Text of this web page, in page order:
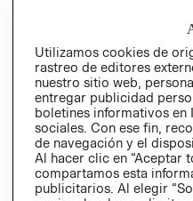
Utilizamos cookies de
rastreo de editores
nuestro sitio web,
entregar publicidad
boletines informativos en
sociales. Con ese fin,
de navegación y el
Al hacer clic en “Aceptar
compartamos esta
publicitarios. Al elegir